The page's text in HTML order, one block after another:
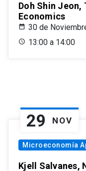
Doh Shin
Economics
30 de
13:00 a 14:00
29 NOV
Microeconomía
Kjell Salvanes,